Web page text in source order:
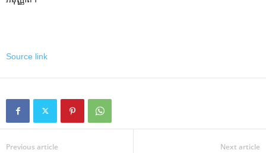
Source link
Previous article Next article